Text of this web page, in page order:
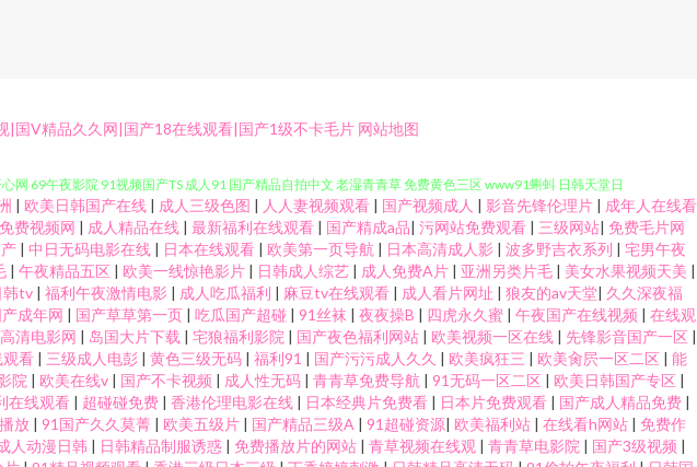
|国V精品久久网|国产18在线观看|国产1级不卡毛片 网站地图
久99精品久久 五月狠狠精品人妻 探花一区二区在线 亚洲欧美啪啪免费视频 91大片免费观看视频 91成长
国产免费 欧美日韩色色爱 91中文蝌蚪 欧美成人黑白配 三级黄免费观看 色色AV男人天堂 91新人福利 中日
www97大香蕉 美女夜色黄 欧美性极品伪娘 丝袜人妻20P 无码素人福利 香蕉人在线 91蝌蚪色九色老逼 91
区 中日韩黄色五级片 91草美女 91av白丝视频 aV不卡在线看 成人97超碰香蕉在线 东方AV在线影院 高清
超碰cn 爱豆网站免费观看视频 日韩欧美性爱A片 在线免费观看AV 91国产免费视频 97欧美浮力 AV五码
| 欧美日韩国产在线 | 成人三级色图 | 人人妻视频观看 | 国产视频成人 | 影音先锋伦理片 | 成年人在线看
费视频网 | 成人精品在线 | 最新福利在线观看 | 国产精成a品| 污网站免费观看 | 三级网站| 免费毛片网
| 中日无码电影在线 | 日本在线观看 | 欧美第一页导航 | 日本高清成人影 | 波多野吉衣系列 | 宅男午夜
| 午夜精品五区 | 欧美一线惊艳影片 | 日韩成人综艺 | 成人免费A片 | 亚洲另类片毛 | 美女水果视频天美 |
韩tv | 福利午夜激情电影 | 成人吃瓜福利 | 麻豆tv在线观看 | 成人看片网址 | 狼友的av天堂| 久久深夜福
成年网 | 国产草草第一页 | 吃瓜国产超碰 | 91丝袜 | 夜夜操B | 四虎永久蜜 | 午夜国产在线视频 | 在线观
清电影网 | 岛国大片下载 | 宅狼福利影院 | 国产夜色福利网站 | 欧美视频一区在线 | 先锋影音国产一区 |
观看 | 三级成人电彭 | 黄色三级无码 | 福利91 | 国产污污成人久久 | 欧美疯狂三 | 欧美肏屄一区二区 | 能
院 | 欧美在线v | 国产不卡视频 | 成人性无码 | 青青草免费导航 | 91无码一区二区 | 欧美日韩国产专区 |
在线观看 | 超碰碰免费 | 香港伦理电影在线 | 日本经典片免费看 | 日本片免费观看 | 国产成人精品免费 |
放 | 91国产久久莫菁 | 欧美五级片 | 国产精品三级A | 91超碰资源| 欧美福利站 | 在线看h网站 | 免费作
人动漫日韩 | 日韩精品制服诱惑 | 免费播放片的网站 | 青草视频在线观 | 青青草电影院 | 国产3级视频 |